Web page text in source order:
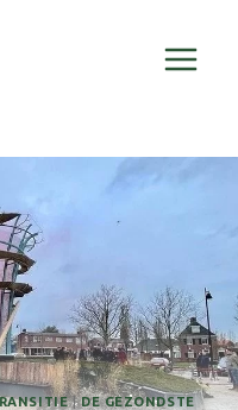
|DE GEZONDSTE